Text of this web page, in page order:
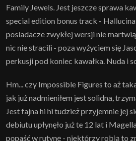
Family Jewels. Jest jeszcze sprawa
special edition bonus track -
posiadacze zwykłej wersji nie
nic nie stracili - poza wyżyciem się
perkusji pod koniec kawałka. Nuda i
Hm... czy Impossible Figures to aż
jak już nadmieniłem jest solidna,
Jest fajna hi hi tudzież przyjemnie jej
debiutu upłynęło już te 12 lat i
popaść w rutynę - niektórzy robią to